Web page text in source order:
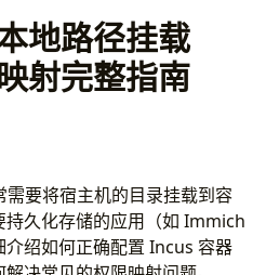
推荐用于生产环境）
射（推荐用于开发环境）
地路径挂载
射完整指南
要将宿主机的目录挂载到容
久化存储的应用（如 Immich
绍如何正确配置 Incus 容器